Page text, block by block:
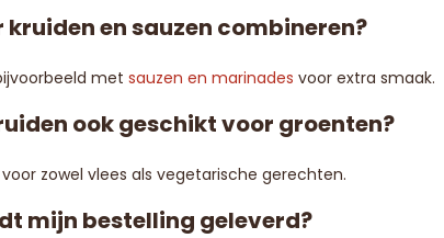
kruiden en sauzen combineren?
met sauzen en marinades voor extra smaak.
ook geschikt voor groenten?
zowel vlees als vegetarische gerechten.
mijn bestelling geleverd?